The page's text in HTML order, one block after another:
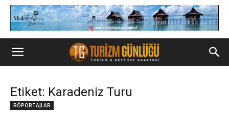
Etiket: Karadeniz Turu
RÖPORTAJLAR